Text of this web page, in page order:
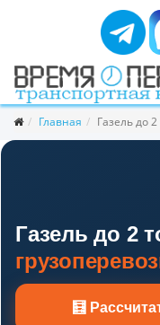
Главная Газель до
Газель до 2
🧮